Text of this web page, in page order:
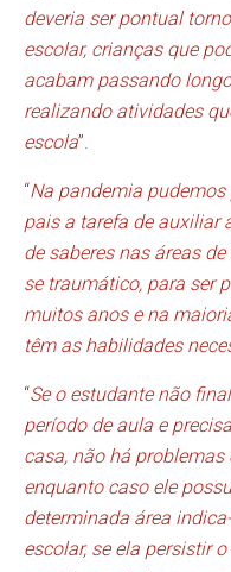
deveria ser pontual
escolar, crianças que
acabam passando
realizando atividades
escola”.
“Na pandemia
pais a tarefa de auxiliar
de saberes nas áreas
se traumático, para ser
muitos anos e na
têm as habilidades
“Se o estudante não
período de aula e
casa, não há
enquanto caso ele
determinada área
escolar, se ela persistir